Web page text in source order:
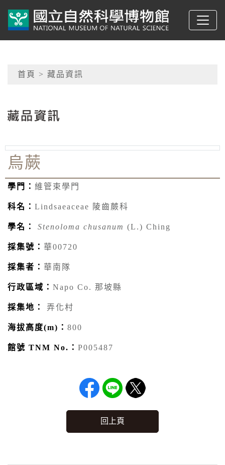
典藏網-國立自然科學
網頁導覽
首頁 > 藏品資訊
烏蕨
學門： 維管束學門
科名： Lindsaeaceae 陵齒蕨科
學名： Stenoloma chusanum (L.) Ching
採集號： 華00720
採集者： 華南隊
行政區域： Napo Co. 那坡縣
採集地： 弄化村
海拔高度(m)： 800
館號 TNM No.： P005487
回上頁